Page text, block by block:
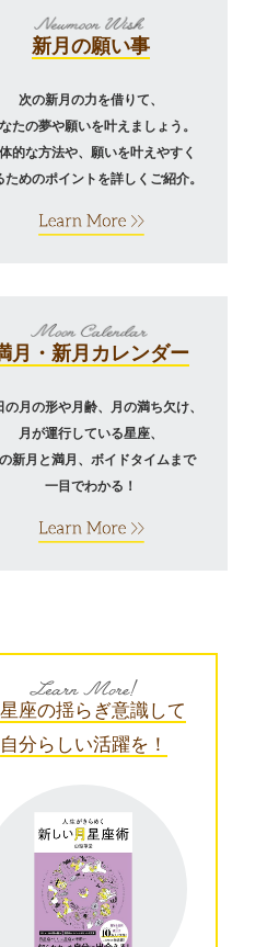
新月の願い事
次の新月の力を借りて、
たの夢や願いを叶えましょう。
的な方法や、願いを叶えやすく
ためのポイントを詳しくご紹介。
月・新月カレンダー
の月の形や月齢、月の満ち欠け、
月が運行している星座、
新月と満月、ボイドタイムまで
一目でわかる！
座の揺らぎ意識して
自分らしい活躍を！